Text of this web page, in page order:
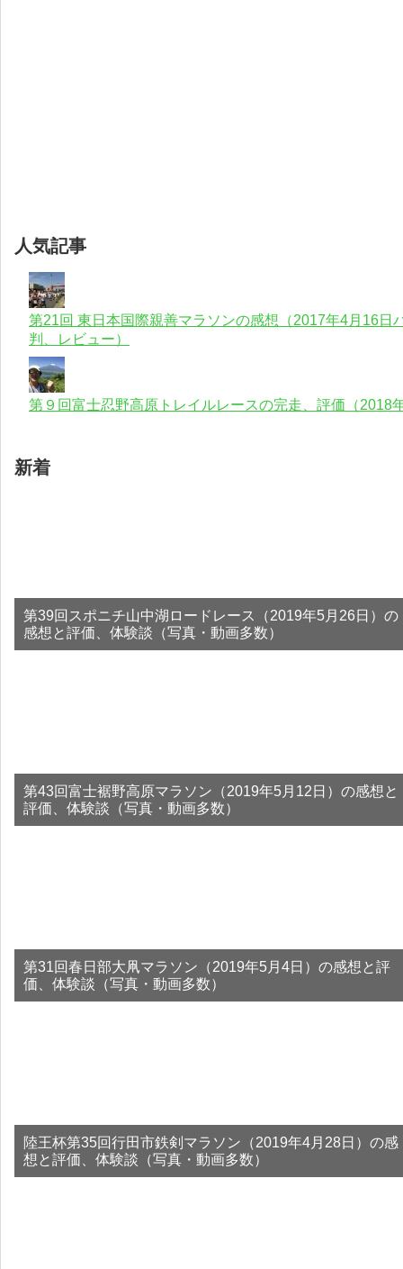
人気記事
第21回 東日本国際親善マラソンの感想（2017年4月16日
判、レビュー）
第９回富士忍野高原トレイルレースの完走、評価（2018
新着
第39回スポニチ山中湖ロードレース（2019年5月26日）の
感想と評価、体験談（写真・動画多数）
第43回富士裾野高原マラソン（2019年5月12日）の感想と
評価、体験談（写真・動画多数）
第31回春日部大凧マラソン（2019年5月4日）の感想と評
価、体験談（写真・動画多数）
陸王杯第35回行田市鉄剣マラソン（2019年4月28日）の感
想と評価、体験談（写真・動画多数）